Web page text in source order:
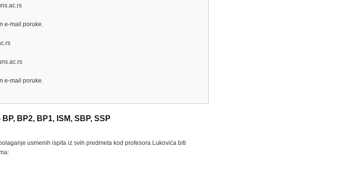
e-mail poruke.
e-mail poruke.
BP2, BP1, ISM, SBP, SSP
usmenih ispita iz svih predmeta kod profesora Lukovića biti